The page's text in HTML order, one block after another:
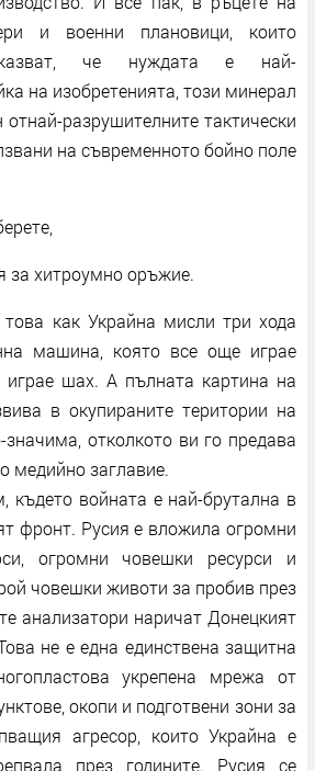
и военни плановици, които
че нуждата е най-
на изобретенията, този минерал
разрушителните тактически
на съвременното бойно поле
за хитроумно оръжие.
как Украйна мисли три хода
машина, която все още играе
шах. А пълната картина на
в окупираните територии на
отколкото ви го предава
медийно заглавие.
където войната е най-брутална в
фронт. Русия е вложила огромни
огромни човешки ресурси и
човешки животи за пробив през
анализатори наричат Донецкият
не е една единствена защитна
укрепена мрежа от
окопи и подготвени зони за
агресор, които Украйна е
през годините. Русия се